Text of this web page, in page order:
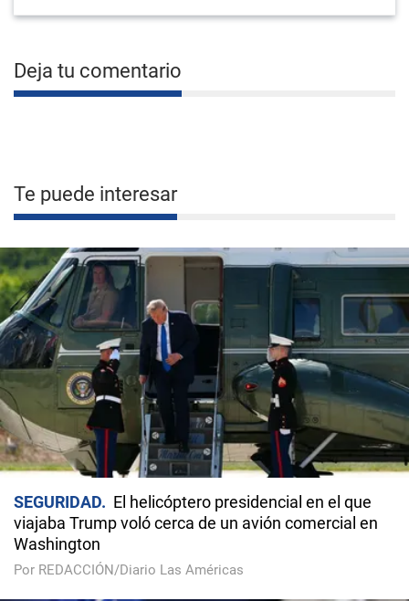
Deja tu comentario
Te puede interesar
SEGURIDAD
El helicóptero presidencial en el que
viajaba Trump voló cerca de un avión comercial en
Washington
Por REDACCIÓN/Diario Las Américas